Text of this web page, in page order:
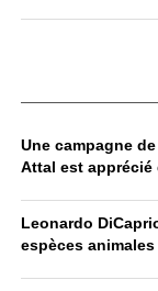
Une campagne
Attal est apprécié
Leonardo
espèces